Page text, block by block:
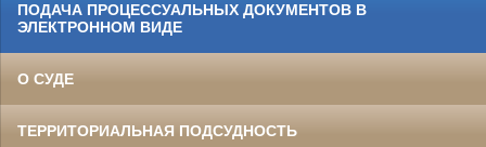
ПОДАЧА ПРОЦЕССУАЛЬНЫХ ДОКУМЕНТОВ В
ЭЛЕКТРОННОМ ВИДЕ
О СУДЕ
ТЕРРИТОРИАЛЬНАЯ ПОДСУДНОСТЬ